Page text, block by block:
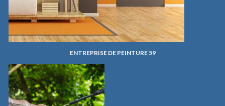
ENTREPRISE DE PEINTURE 59